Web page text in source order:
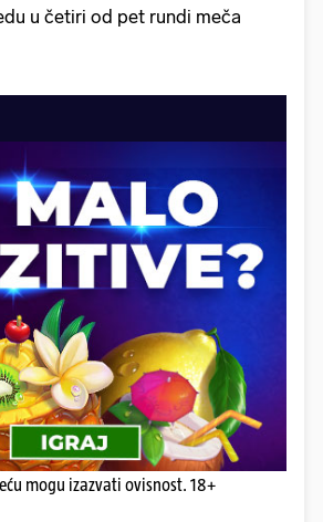
u četiri od pet rundi meča
mogu izazvati ovisnost. 18+